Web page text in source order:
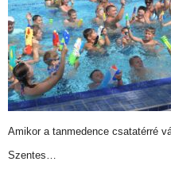
Amikor a tanmedence csatatérré
Szentes…